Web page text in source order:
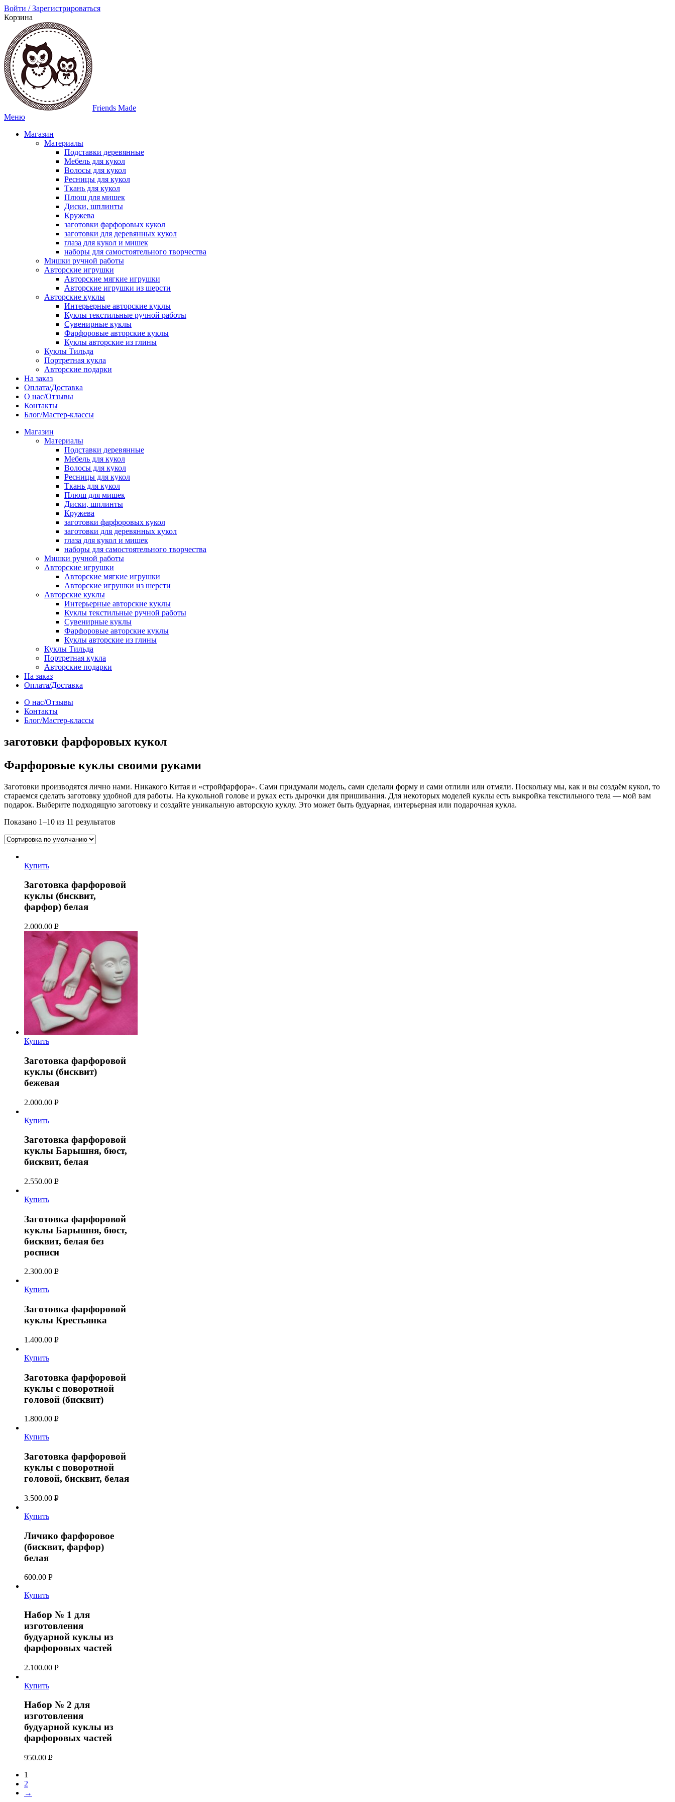
Войти / Зарегистрироваться
Корзина
Friends Made
Меню
Магазин
Материалы
Подставки деревянные
Мебель для кукол
Волосы для кукол
Ресницы для кукол
Ткань для кукол
Плюш для мишек
Диски, шплинты
Кружева
заготовки фарфоровых кукол
заготовки для деревянных кукол
глаза для кукол и мишек
наборы для самостоятельного творчества
Мишки ручной работы
Авторские игрушки
Авторские мягкие игрушки
Авторские игрушки из шерсти
Авторские куклы
Интерьерные авторские куклы
Куклы текстильные ручной работы
Сувенирные куклы
Фарфоровые авторские куклы
Куклы авторские из глины
Куклы Тильда
Портретная кукла
Авторские подарки
На заказ
Оплата/Доставка
О нас/Отзывы
Контакты
Блог/Мастер-классы
Магазин
Материалы
Подставки деревянные
Мебель для кукол
Волосы для кукол
Ресницы для кукол
Ткань для кукол
Плюш для мишек
Диски, шплинты
Кружева
заготовки фарфоровых кукол
заготовки для деревянных кукол
глаза для кукол и мишек
наборы для самостоятельного творчества
Мишки ручной работы
Авторские игрушки
Авторские мягкие игрушки
Авторские игрушки из шерсти
Авторские куклы
Интерьерные авторские куклы
Куклы текстильные ручной работы
Сувенирные куклы
Фарфоровые авторские куклы
Куклы авторские из глины
Куклы Тильда
Портретная кукла
Авторские подарки
На заказ
Оплата/Доставка
О нас/Отзывы
Контакты
Блог/Мастер-классы
заготовки фарфоровых кукол
Фарфоровые куклы своими руками
Заготовки производятся лично нами. Никакого Китая и «стройфарфора». Сами придумали модель, сами сделали форму и сами отлили или отмяли. Поскольку мы, как и вы создаём кукол, то
стараемся сделать заготовку удобной для работы. На кукольной голове и руках есть дырочки для пришивания. Для некоторых моделей куклы есть выкройка текстильного тела — мой вам
подарок. Выберите подходящую заготовку и создайте уникальную авторскую куклу. Это может быть будуарная, интерьерная или подарочная кукла.
Показано 1–10 из 11 результатов
Купить
Заготовка фарфоровой
куклы (бисквит,
фарфор) белая
2.000.00 Р
УБ.
Купить
Заготовка фарфоровой
куклы (бисквит)
бежевая
2.000.00 Р
Купить
Заготовка фарфоровой
куклы Барышня, бюст,
бисквит, белая
2.550.00 Р
Купить
Заготовка фарфоровой
куклы Барышня, бюст,
бисквит, белая без
росписи
2.300.00 Р
Купить
Заготовка фарфоровой
куклы Крестьянка
1.400.00 Р
Купить
Заготовка фарфоровой
куклы с поворотной
головой (бисквит)
1.800.00 Р
Купить
Заготовка фарфоровой
куклы с поворотной
головой, бисквит, белая
3.500.00 Р
Купить
Личико фарфоровое
(бисквит, фарфор)
белая
600.00 Р
Купить
Набор № 1 для
изготовления
будуарной куклы из
фарфоровых частей
2.100.00 Р
Купить
Набор № 2 для
изготовления
будуарной куклы из
фарфоровых частей
950.00 Р
1
2
→